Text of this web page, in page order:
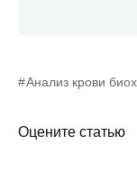
Анализ крови
Оцените статью